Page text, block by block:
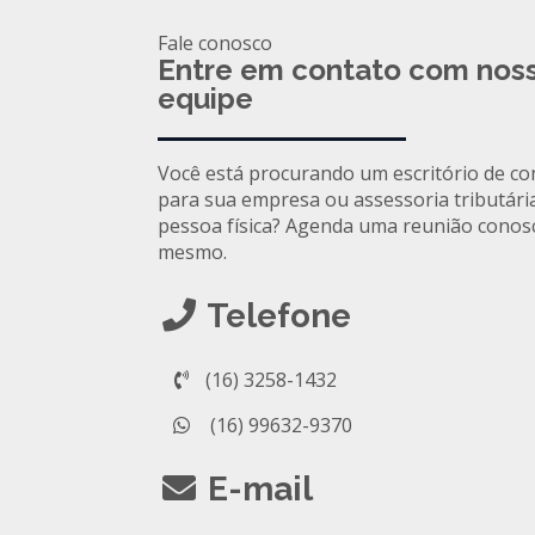
Fale conosco
Entre em contato com
equipe
Você está procurando um escritório de
para sua empresa ou assessoria
pessoa física? Agenda uma reunião
mesmo.
Telefone
(16) 3258-1432
(16) 99632-9370
E-mail